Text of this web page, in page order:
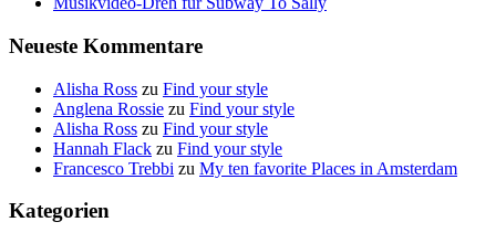
Neueste Kommentare
Alisha Ross zu Find your style
Anglena Rossie zu Find your style
Alisha Ross zu Find your style
Hannah Flack zu Find your style
Francesco Trebbi zu My ten favorite Places in Amsterdam
Kategorien